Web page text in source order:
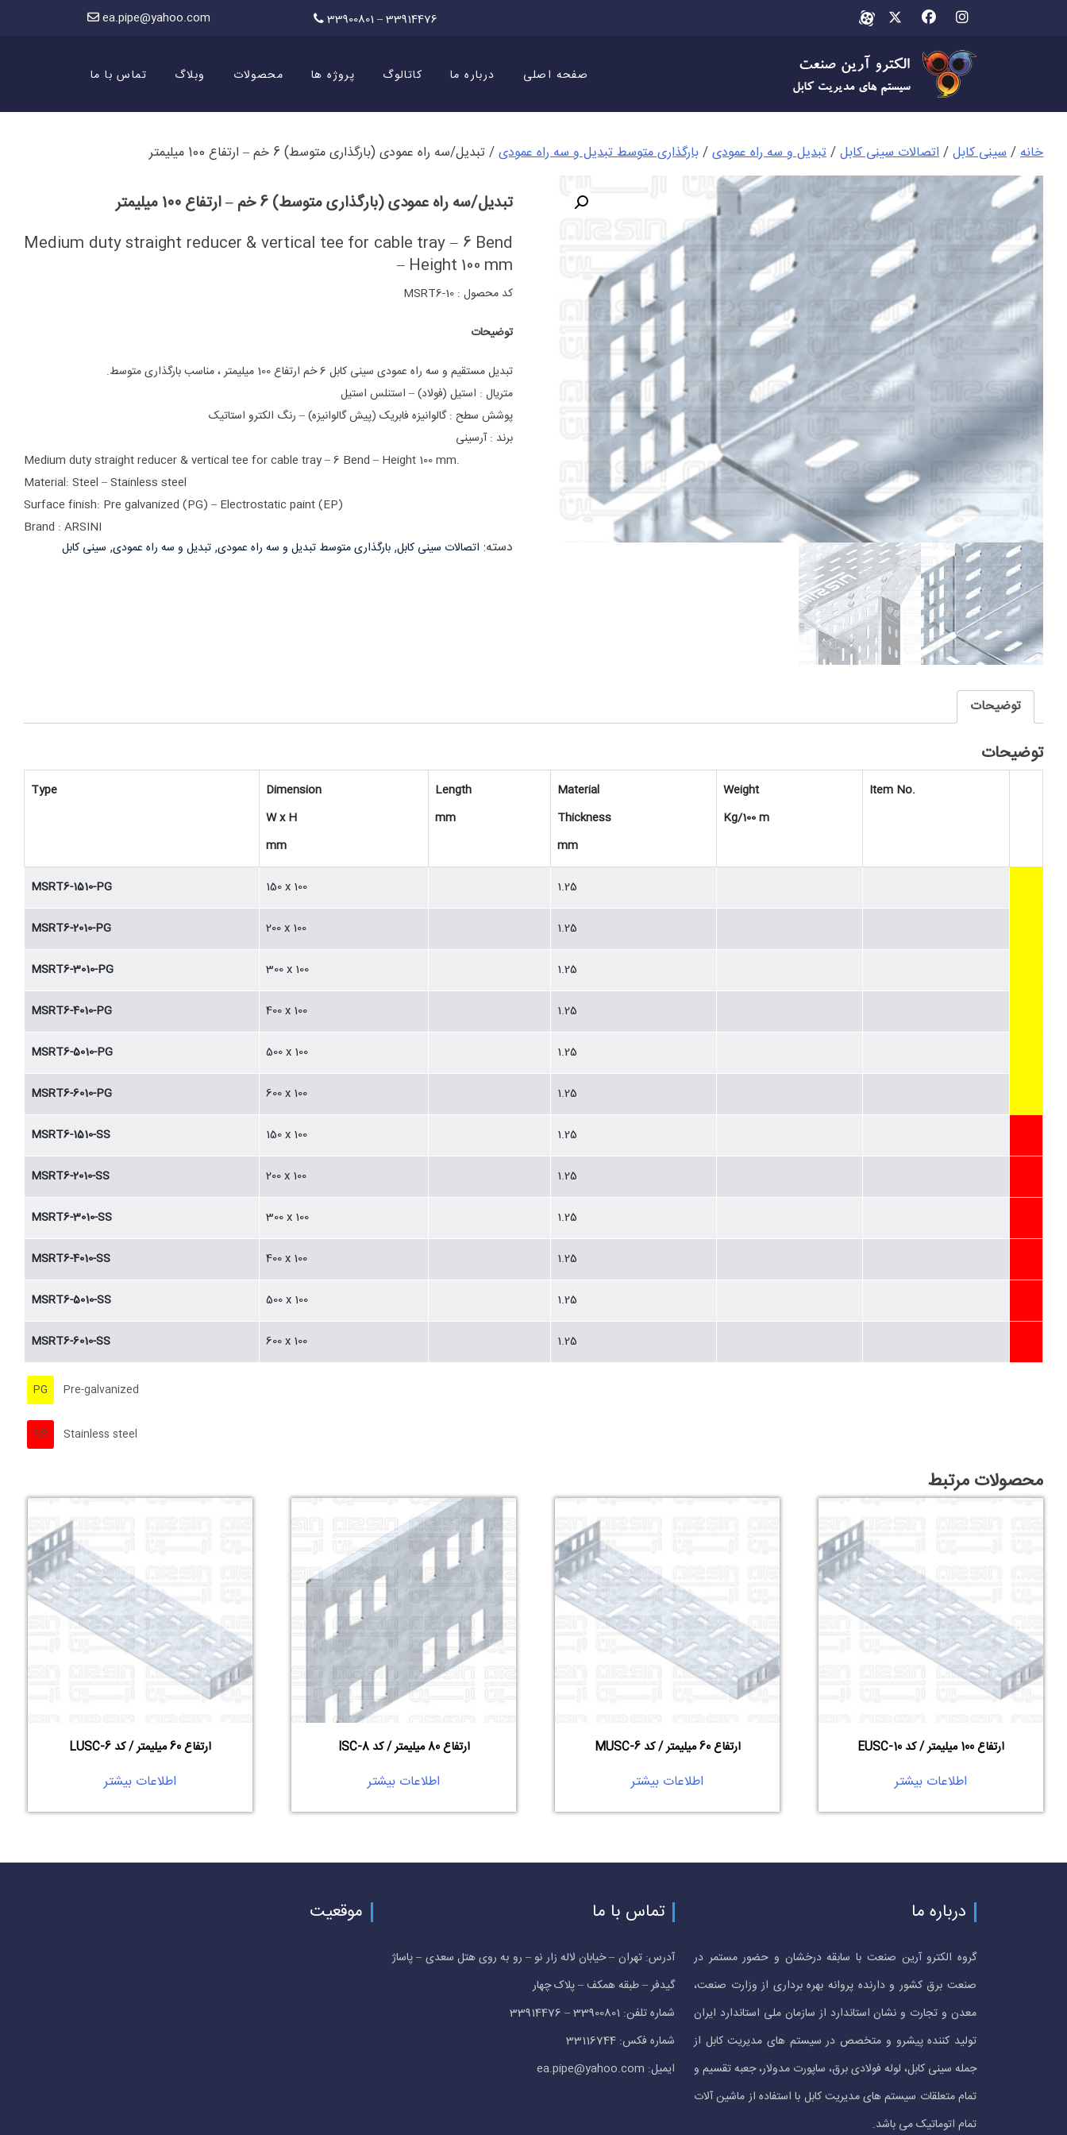
33900801 – 33914476
ea.pipe@yahoo.com
صفحه اصلی درباره ما کاتالوگ پروژه ها محصولات وبلاگ تماس با ما
خانه/سینی کابل/اتصالات سینی کابل/تبدیل و سه راه عمودی/بارگذاری متوسط تبدیل و سه راه عمودی/ تبدیل/سه راه عمودی (بارگذاری متوسط) 6 خم – ارتفاع 100 میلیمتر
تبدیل/سه راه عمودی (بارگذاری متوسط) 6 خم – ارتفاع 100 میلیمتر
Medium duty straight reducer & vertical tee for cable tray – 6 Bend
– Height 100 mm
کد محصول : MSRT6-10
توضیحات
تبدیل مستقیم و سه راه عمودی سینی کابل 6 خم ارتفاع 100 میلیمتر ، مناسب بارگذاری متوسط.
متریال : استیل (فولاد) – استنلس استیل
پوشش سطح : گالوانیزه فابریک (پیش گالوانیزه) – رنگ الکترو استاتیک
برند : آرسینی
Medium duty straight reducer & vertical tee for cable tray – 6 Bend – Height 100 mm.
Material: Steel – Stainless steel
Surface finish: Pre galvanized (PG) – Electrostatic paint (EP)
Brand : ARSINI
دسته: اتصالات سینی کابل, بارگذاری متوسط تبدیل و سه راه عمودی, تبدیل و سه راه عمودی, سینی کابل
توضیحات
توضیحات
Type
Dimension
W x H
mm
Length
mm
Material
Thickness
mm
Weight
Kg/100 m
Item No.
MSRT6-1510-PG 150 x 100 1.25
MSRT6-2010-PG 200 x 100 1.25
MSRT6-3010-PG 300 x 100 1.25
MSRT6-4010-PG 400 x 100 1.25
MSRT6-5010-PG 500 x 100 1.25
MSRT6-6010-PG 600 x 100 1.25
MSRT6-1510-SS 150 x 100 1.25
MSRT6-2010-SS 200 x 100 1.25
MSRT6-3010-SS 300 x 100 1.25
MSRT6-4010-SS 400 x 100 1.25
MSRT6-5010-SS 500 x 100 1.25
MSRT6-6010-SS 600 x 100 1.25
PG Pre-galvanized
SS Stainless steel
محصولات مرتبط
ارتفاع 100 میلیمتر / کد EUSC-10
اطلاعات بیشتر
ارتفاع 60 میلیمتر / کد MUSC-6
اطلاعات بیشتر
ارتفاع 80 میلیمتر / کد ISC-8
اطلاعات بیشتر
ارتفاع 60 میلیمتر / کد LUSC-6
اطلاعات بیشتر
درباره ما
گروه الکترو آرین صنعت با سابقه درخشان و حضور مستمر در
صنعت برق کشور و دارنده پروانه بهره برداری از وزارت صنعت،
معدن و تجارت و نشان استاندارد از سازمان ملی استاندارد ایران
تولید کننده پیشرو و متخصص در سیستم های مدیریت کابل از
جمله سینی کابل، لوله فولادی برق، ساپورت مدولار، جعبه تقسیم و
تمام متعلقات سیستم های مدیریت کابل با استفاده از ماشین آلات
تمام اتوماتیک می باشد.
تماس با ما
آدرس: تهران – خیابان لاله زار نو – رو به روی هتل سعدی – پاساژ
گیدفر – طبقه همکف – پلاک چهار
شماره تلفن: 33900801 – 33914476
شماره فکس: 33116744
ایمیل: ea.pipe@yahoo.com
موقعیت